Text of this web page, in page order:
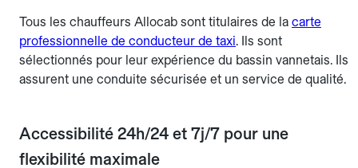
Tous les chauffeurs Allocab sont titulaires de la carte
professionnelle de conducteur de taxi. Ils sont
sélectionnés pour leur expérience du bassin vannetais. Ils
assurent une conduite sécurisée et un service de qualité.
Accessibilité 24h/24 et 7j/7 pour une
flexibilité maximale